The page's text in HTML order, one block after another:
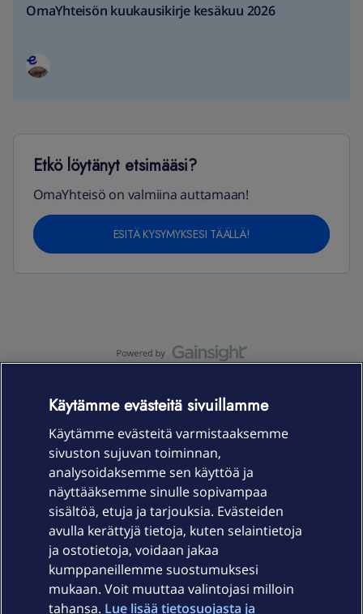
OmaYhteisön kuukausikirje kesäkuu 2026
Etkö löytänyt etsimääsi?
OmaYhteisö on valmiina auttamaan!
ESITÄ KYSYMYKSESI TÄÄLLÄ!
Laitteet & liittymät
Palvelut
Käytämme evästeitä sivuillamme
Käytämme evästeitä varmistaaksemme
sivuston sujuvan toiminnan,
analysoidaksemme sen käyttöä ja
näyttääksemme sinulle sopivampaa
sisältöä, etuja ja tarjouksia. Evästeiden
avulla kerättyjä tietoja, kuten selaintietoja
ja ostotietoja, voidaan jakaa
kumppaneillemme suostumuksesi
mukaan. Voit muuttaa valintojasi milloin
tahansa. Lue lisää tietosuojasta ja